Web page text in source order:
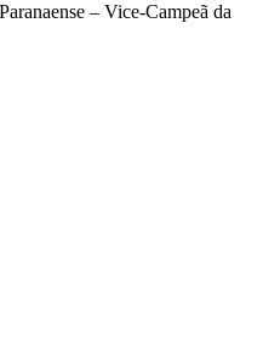
– Vice-Campeã da